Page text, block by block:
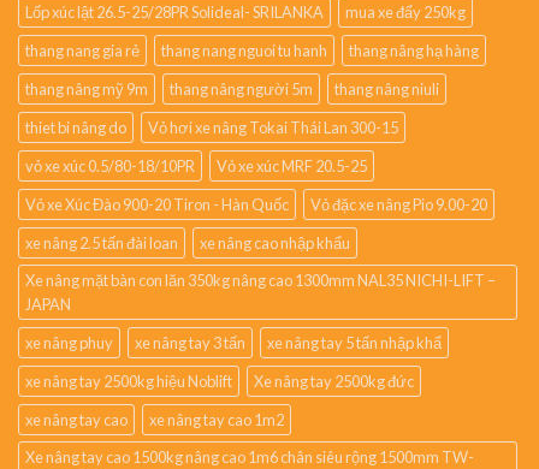
Lốp xúc lật 26.5-25/28PR Solideal- SRILANKA
mua xe đẩy 250kg
thang nang gia rẻ
thang nang nguoi tu hanh
thang nâng hạ hàng
thang nâng mỹ 9m
thang nâng người 5m
thang nâng niuli
thiet bi nâng do
Vỏ hơi xe nâng Tokai Thái Lan 300-15
vỏ xe xúc 0.5/80-18/10PR
Vỏ xe xúc MRF 20.5-25
Vỏ xe Xúc Đào 900-20 Tiron - Hàn Quốc
Vỏ đặc xe nâng Pio 9.00-20
xe nâng 2.5 tấn đài loan
xe nâng cao nhập khẩu
Xe nâng mặt bàn con lăn 350kg nâng cao 1300mm NAL35 NICHI-LIFT –
JAPAN
xe nâng phuy
xe nâng tay 3 tấn
xe nâng tay 5 tấn nhập khẩ
xe nâng tay 2500kg hiệu Noblift
Xe nâng tay 2500kg đức
xe nâng tay cao
xe nâng tay cao 1m2
Xe nâng tay cao 1500kg nâng cao 1m6 chân siêu rộng 1500mm TW-